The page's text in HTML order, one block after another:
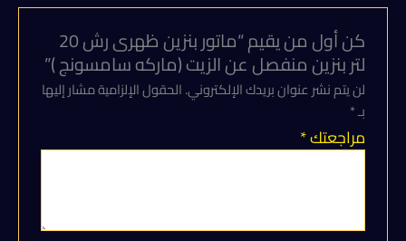
سامسونج
كن أول من يقيم “ماتور بنزين ظهرى رش 20
لتر بنزين منفصل عن الزيت (ماركه سامسونج )”
لن يتم نشر عنوان بريدك الإلكتروني.الحقول الإلزامية مشار إليها
بـ*
مراجعتك*